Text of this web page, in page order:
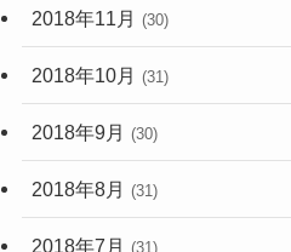
2018年11月 (30)
2018年10月 (31)
2018年9月 (30)
2018年8月 (31)
2018年7月 (31)